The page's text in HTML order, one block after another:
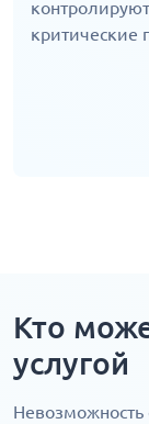
критические
Кто
услугой
Невозможность